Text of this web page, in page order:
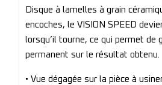
Disque à lamelles à grain
encoches, le VISION SPEED
lorsqu’il tourne, ce qui permet de
permanent sur le résultat obtenu.
• Vue dégagée sur la pièce à